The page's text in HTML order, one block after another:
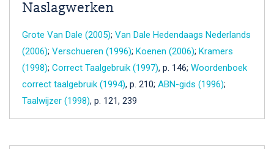
Naslagwerken
Grote Van Dale (2005); Van Dale Hedendaags Nederlands
(2006); Verschueren (1996); Koenen (2006); Kramers
(1998); Correct Taalgebruik (1997), p. 146; Woordenboek
correct taalgebruik (1994), p. 210; ABN-gids (1996);
Taalwijzer (1998), p. 121, 239